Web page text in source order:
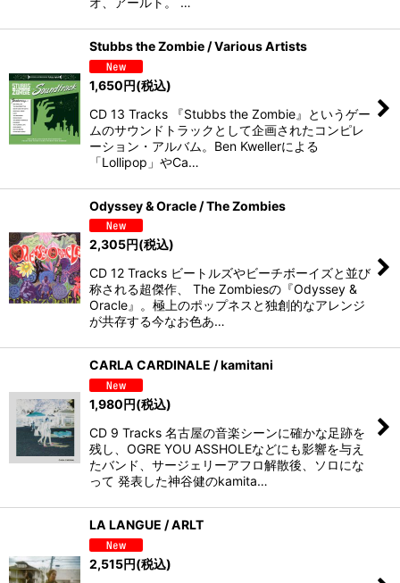
Stubbs the Zombie / Various Artists
1,650円(税込)
CD 13 Tracks 『Stubbs the Zombie』というゲー
ムのサウンドトラックとして企画されたコンピレ
ーション・アルバム。Ben Kwellerによる
「Lollipop」やCa…
Odyssey & Oracle / The Zombies
2,305円(税込)
CD 12 Tracks ビートルズやビーチボーイズと並び
称される超傑作、 The Zombiesの『Odyssey &
Oracle』。極上のポップネスと独創的なアレンジ
が共存する今なお色あ…
CARLA CARDINALE / kamitani
1,980円(税込)
CD 9 Tracks 名古屋の音楽シーンに確かな足跡を
残し、OGRE YOU ASSHOLEなどにも影響を与え
たバンド、サージェリーアフロ解散後、ソロにな
って 発表した神谷健のkamita…
LA LANGUE / ARLT
2,515円(税込)